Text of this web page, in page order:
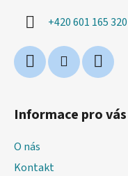
+420 601 165 320
Informace pro vás
O nás
Kontakt